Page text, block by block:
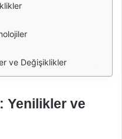
ve Değişiklikler
Yenilikler ve